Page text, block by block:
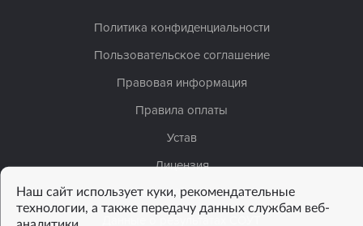
Политика конфиденциальности
Пользовательское соглашение
Правовая информация
Правила оплаты
Устав
Лицензия
Сведения об организации
Наш сайт использует куки, рекомендательные
технологии, а также передачу данных службам веб-